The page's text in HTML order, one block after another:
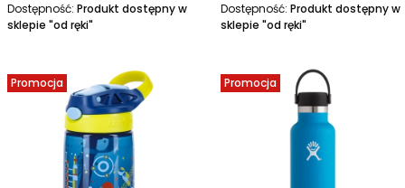
Dostępność: Produkt dostępny w
sklepie "od ręki"
Dostępność: Produkt dostępny w
sklepie "od ręki"
Promocja Promocja